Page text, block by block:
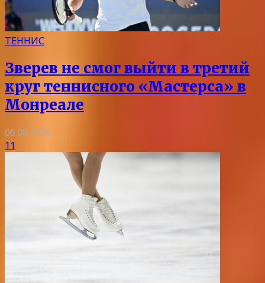
ТЕННИС
Зверев не смог выйти в третий
круг теннисного «Мастерса» в
Монреале
06.08.2026
11